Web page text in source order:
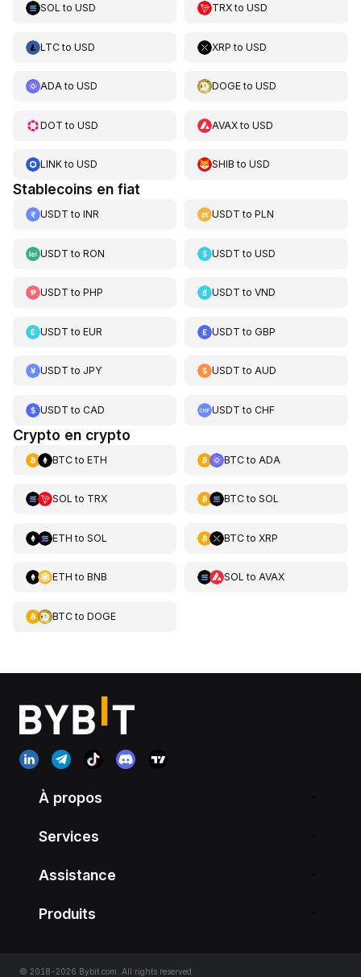
SOL to USD TRXtoUSD
LTCto USD XRP toUSD
ADAto USD DOGEtoUSD
DOT to USD AVAXtoUSD
LINKto USD SHIB toUSD
Stablecoins en fiat
USDT to INR USDT toPLN
USDT to RON USDT toUSD
USDT to PHP USDT toVND
USDT to EUR USDT toGBP
USDT to JPY USDT toAUD
USDT to CAD USDT toCHF
Crypto en crypto
BTCto ETH BTCto ADA
SOL to TRX BTCto SOL
ETH to SOL BTCto XRP
ETH to BNB SOL to AVAX
BTCto DOGE
À propos
Services
Assistance
Produits
© 2018-2026 Bybit.com. All rights reserved.